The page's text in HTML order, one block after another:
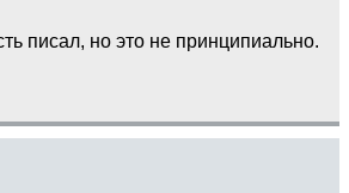
писал, но это не принципиально.